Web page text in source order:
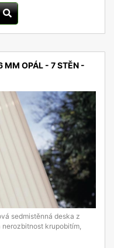
MM OPÁL - 7 STĚN -
sedmistěnná deska z
krupobitím,